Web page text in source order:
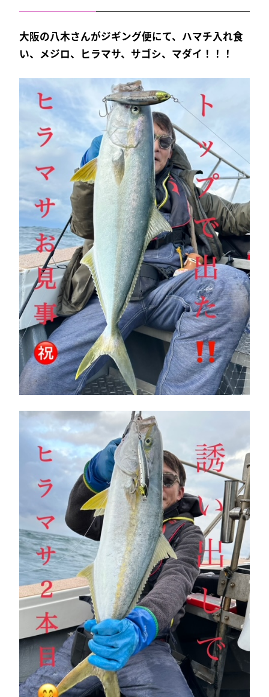
大阪の八木さんがジギング便にて、ハマチ入れ食
い、メジロ、ヒラマサ、サゴシ、マダイ！！！